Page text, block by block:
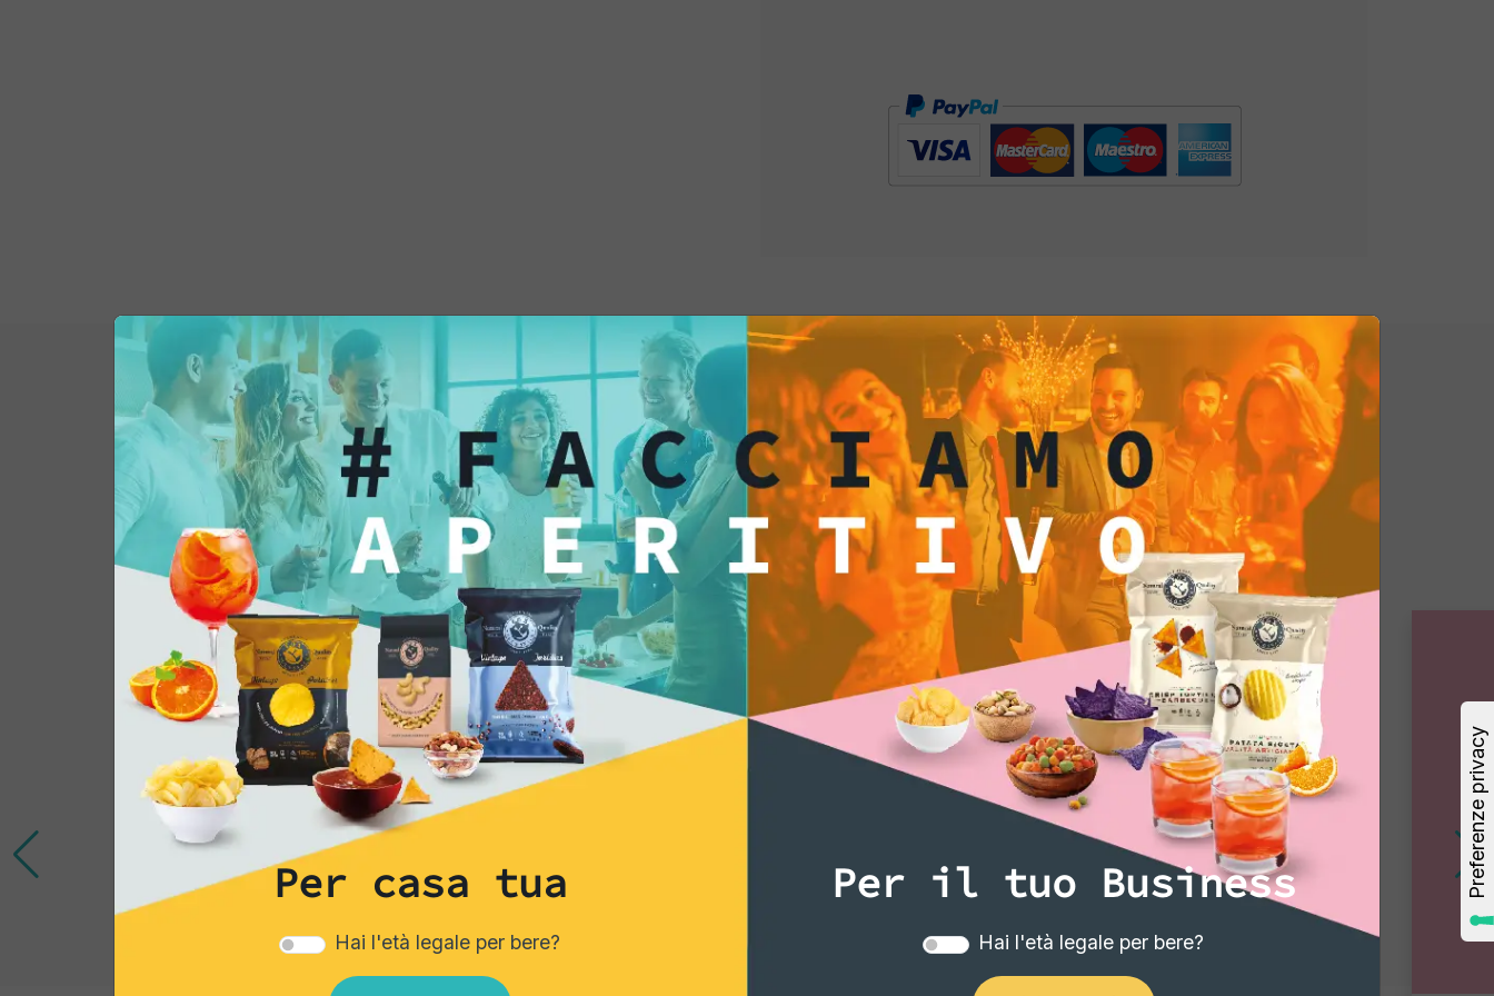
diventando il compagno perfetto per un
. Porta il calore e il sapore della cucina Tex-
Mex nella tua vita con le nostre irresistibili Tortilla Chip al
Formaggio! Un
boccone di felicità in ogni morso!
Potrebbe interessarti anche...
Per casa tua
Hai l'età legale per bere?
Per il tuo Business
Hai l'età legale per bere?